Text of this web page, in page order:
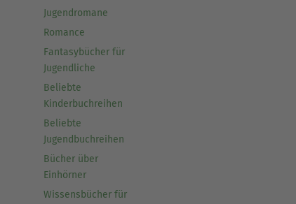
Jugendromane
Romance
Fantasybücher für
Jugendliche
Beliebte
Kinderbuchreihen
Beliebte
Jugendbuchreihen
Bücher über
Einhörner
Wissensbücher für